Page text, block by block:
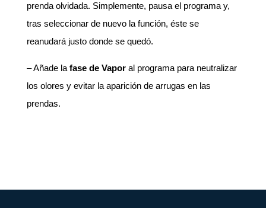
prenda olvidada. Simplemente, pausa el programa y,
tras seleccionar de nuevo la función, éste se
reanudará justo donde se quedó.
– Añade lafase de Vaporal programa para neutralizar
los olores y evitar la aparición de arrugas en las
prendas.